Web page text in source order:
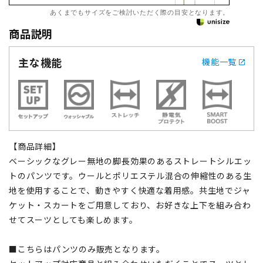
あくまでもサイズをご検討いただく際の目安となります。
商品説明
主な機能
機能一覧
【商品詳細】
ベーシックなグレー無地の脚長効果のあるストレートシルエッ
トのパンツです。ウールとポリエステル混合の伸縮性のある生
地を使用することで、動きやすく快適な着用感。共生地でジャ
ケット・スカートをご用意しており、お好きな上下を組み合わ
せてスーツとしても楽しめます。
■こちらはパンツのみ販売となります。